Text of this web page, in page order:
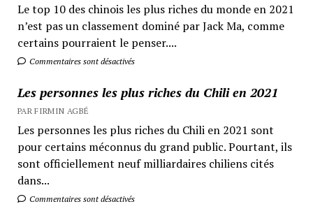
Le top 10 des chinois les plus riches du monde en 2021
n’est pas un classement dominé par Jack Ma, comme
certains pourraient le penser....
Commentaires sont désactivés
Les personnes les plus riches du Chili en 2021
PAR FIRMIN AGBÉ
Les personnes les plus riches du Chili en 2021 sont
pour certains méconnus du grand public. Pourtant, ils
sont officiellement neuf milliardaires chiliens cités
dans...
Commentaires sont désactivés